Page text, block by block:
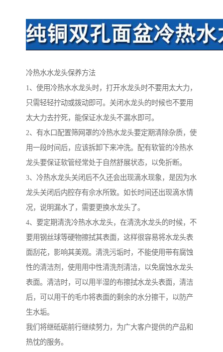
冷热水水龙头保养方法
1、使用冷热水水龙头时，打开水龙头时不要用太大力，
只需轻轻拧动或拨动即可。关闭水龙头的时候也不要用
太大力去拧死，能保证水龙头不漏水即可。
2、有水口配置筛网罩的冷热水龙头要定期清除杂质，使
用一段时间后，应该拆卸下来冲洗。配有软管的冷热水
龙头要保证软管经常处于自然舒展状态，以免折断。
3、冷热水龙头关闭后不久还会出现滴水现象，是因为水
龙头关闭后内腔存有佘水所致。如长时间还出现滴水情
况，说明漏水了，需要更换水龙头了。
4、要定期清洗冷热水水龙头，在清洗水龙头的时候，不
要用钢丝球等硬物擦拭其表面，这样很容易将水龙头表
面刮花，影响其美观。清洗污垢时，不能使用带有腐蚀
性的清洁剂，使用用中性清洗剂清洁，以免腐蚀水龙头
表面。清洁时，可以用半湿的布擦拭水龙头表面，清洁
后，可以用干的毛巾将表面的剩余的水分擦干，以防产
生水垢。
我们将继砥砺前行继续努力，为广大客户提供的产品和
热忱的服务。